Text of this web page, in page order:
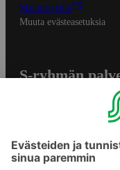
Mainostajalle
Muuta evästeasetuksia
S-ryhmän
Yhteishyvä Ruoka -
S-ostoslista -sovellus